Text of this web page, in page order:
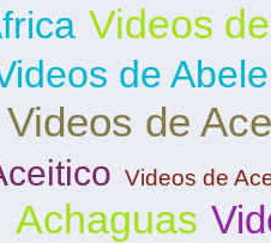
Videos
de
Videos de
Videos de
Achaguas